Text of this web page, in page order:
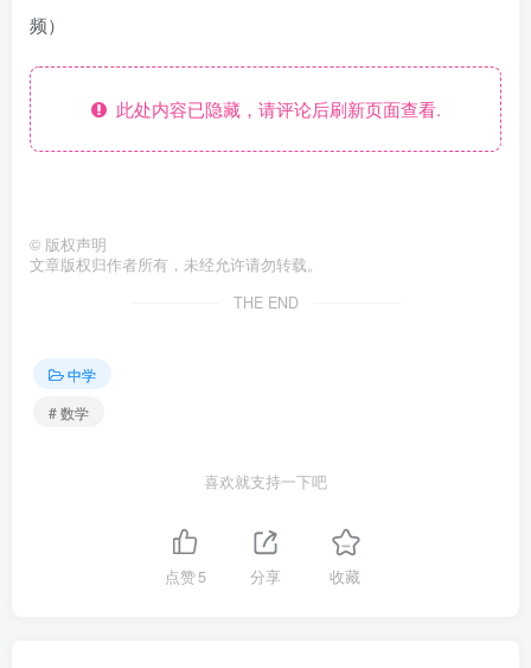
频）
此处内容已隐藏，请评论后刷新页面查看.
© 版权声明
文章版权归作者所有，未经允许请勿转载。
THE END
中学
# 数学
喜欢就支持一下吧
点赞5 分享 收藏